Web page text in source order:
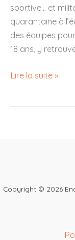
sportive… et
quarantaine à
des équipes
18 ans, y
Ateliers
2021
Lire la suite »
Copyright © 2026